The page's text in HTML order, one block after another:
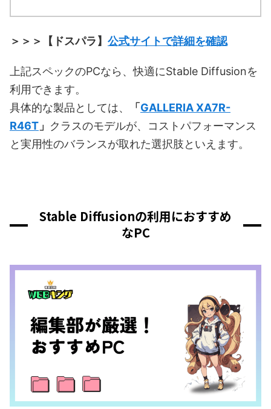
＞＞＞【ドスパラ】 公式サイトで詳細を確認
上記スペックのPCなら、快適にStable Diffusionを
利用できます。
具体的な製品としては、
「 GALLERIA XA7R-
R46T 」 クラスのモデルが、コストパフォーマンス
と実用性のバランスが取れた選択肢といえます。
Stable Diffusionの利用におすすめ
なPC